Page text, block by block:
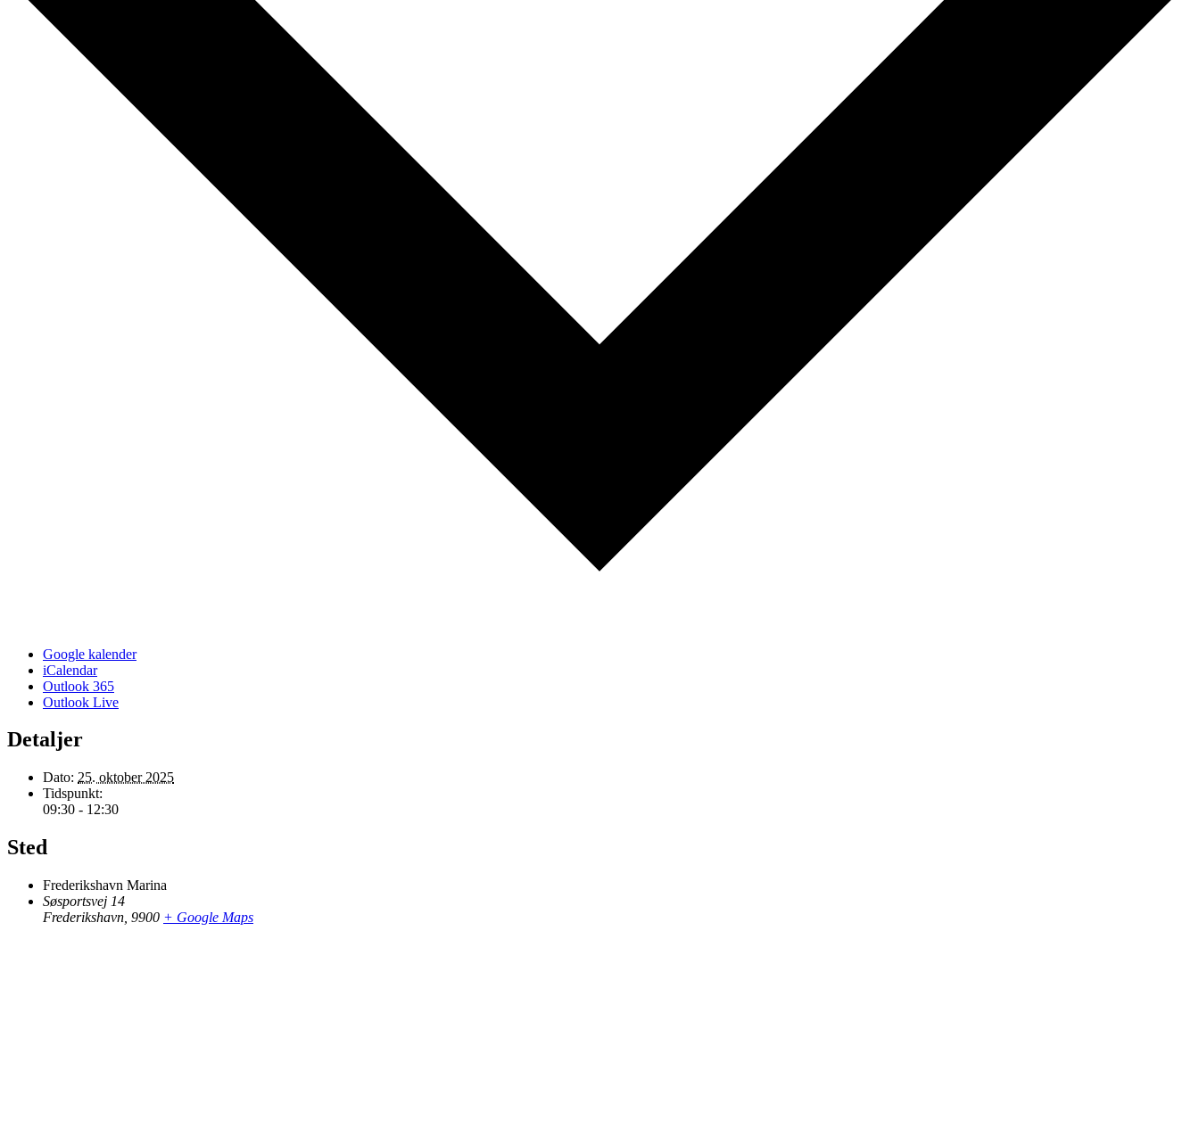
Google kalender
iCalendar
Outlook 365
Outlook Live
Detaljer
Dato: 25. oktober 2025
Tidspunkt:
09:30 - 12:30
Sted
Frederikshavn Marina
Søsportsvej 14
Frederikshavn 9900 + Google Maps